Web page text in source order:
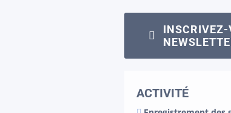
INSCRIVEZ-
ACTIVITÉ